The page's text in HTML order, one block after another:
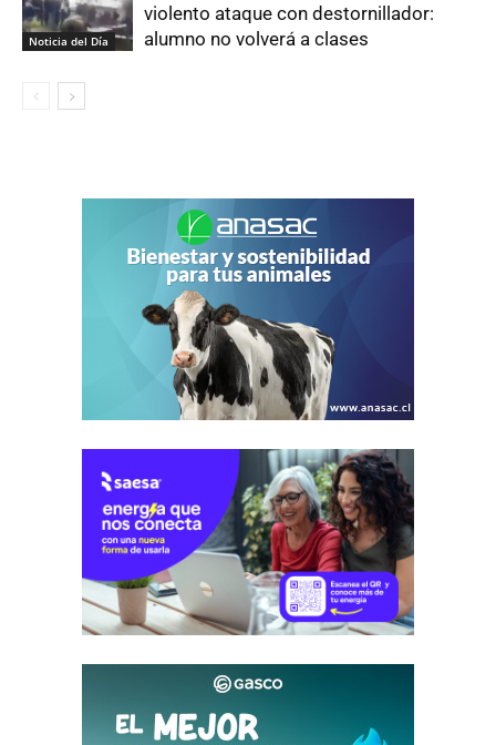
Noticia del Día
violento ataque con destornillador:
alumno no volverá a clases